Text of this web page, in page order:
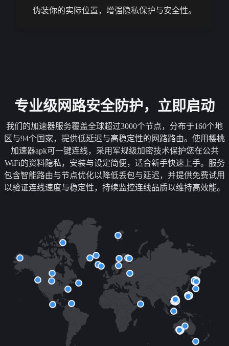
伪装你的实际位置，增强隐私保护与安全性。
专业级网路安全防护，立即启动
我们的加速器服务覆盖全球超过3000个节点，分布于160个地
区与94个国家，提供低延迟与高稳定性的网路路由。使用樱桃
加速器apk可一键连线，采用军规级加密技术保护您在公共
WiFi的资料隐私，安装与设定简便，适合新手快速上手。服务
包含智能路由与节点优化以降低丢包与延迟，并提供免费试用
以验证连线速度与稳定性，持续监控连线品质以维持高效能。